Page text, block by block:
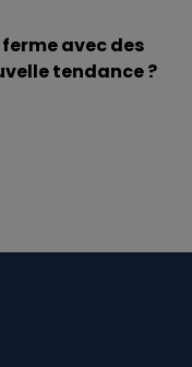
avec des
tendance ?